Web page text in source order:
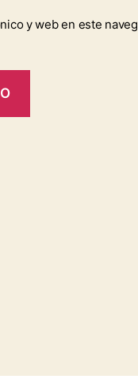
y web en este